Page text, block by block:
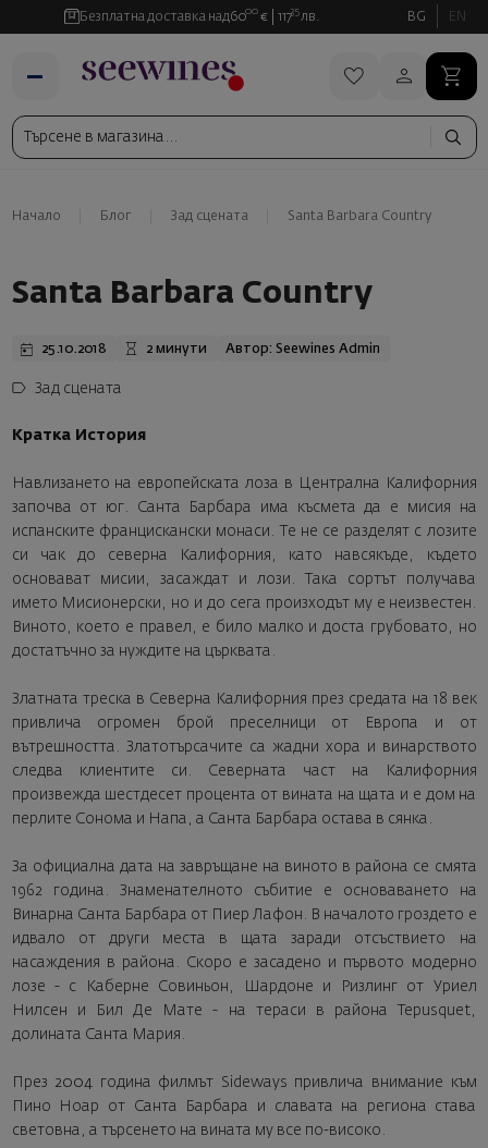
Безплатна доставка над6000 € 11735 лв. BG EN
Начало Блог Зад сцената Santa Barbara Country
Santa Barbara Country
25.10.2018 2 минути Автор: Seewines Admin
Зад сцената
Кратка История
Навлизането на европейската лоза в Централна Калифорния
започва от юг. Санта Барбара има късмета да е мисия на
испанските францискански монаси. Те не се разделят с лозите
си чак до северна Калифорния, като навсякъде, където
основават мисии, засаждат и лози. Така сортът получава
името Мисионерски, но и до сега произходът му е неизвестен.
Виното, което е правел, е било малко и доста грубовато, но
достатъчно за нуждите на църквата.
Златната треска в Северна Калифорния през средата на 18 век
привлича огромен брой преселници от Европа и от
вътрешността. Златотърсачите са жадни хора и винарството
следва клиентите си. Северната част на Калифорния
произвежда шестдесет процента от вината на щата и е дом на
перлите Сонома и Напа, а Санта Барбара остава в сянка.
За официална дата на завръщане на виното в района се смята
1962 година. Знаменателното събитие е основаването на
Винарна Санта Барбара от Пиер Лафон. В началото гроздето е
идвало от други места в щата заради отсъствието на
насаждения в района. Скоро е засадено и първото модерно
лозе - с Каберне Совиньон, Шардоне и Ризлинг от Уриел
Нилсен и Бил Де Мате - на тераси в района Tepusquet,
долината Санта Мария.
През 2004 година филмът Sideways привлича внимание към
Пино Ноар от Санта Барбара и славата на региона става
световна, а търсенето на вината му все по-високо.